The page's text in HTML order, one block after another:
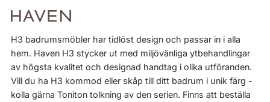
H3 badrumsmöbler har tidlöst design och passar in i alla
hem. Haven H3 stycker ut med miljövänliga ytbehandlingar
av högsta kvalitet och designad handtag i olika utföranden.
Vill du ha H3 kommod eller skåp till ditt badrum i unik färg -
kolla gärna Toniton tolkning av den serien. Finns att beställa